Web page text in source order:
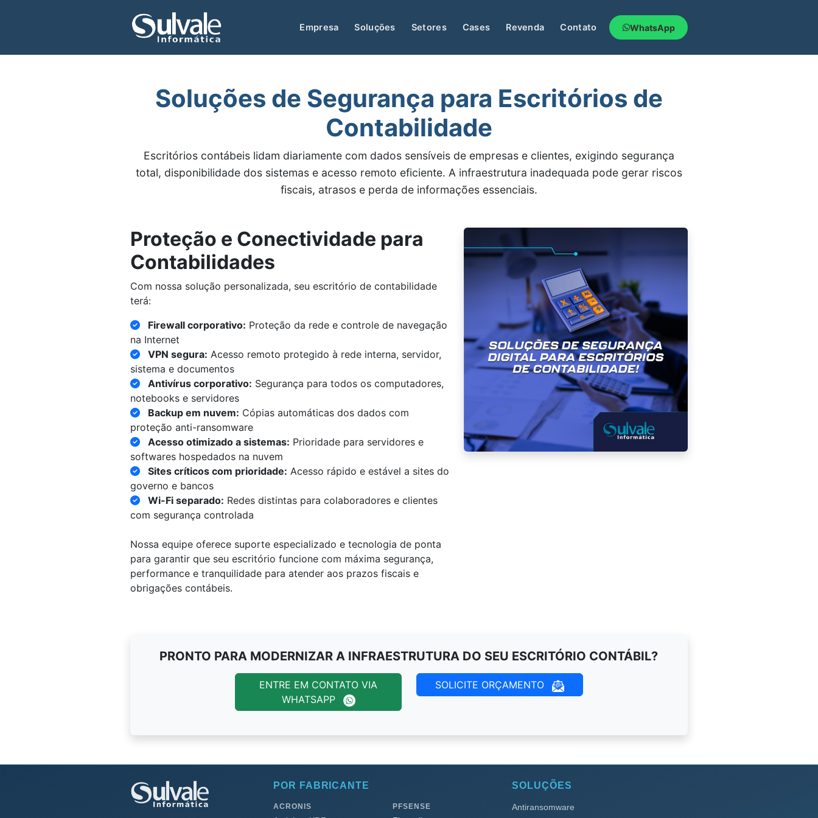
Empresa Soluções Setores Cases Revenda Contato WhatsApp
Soluções de Segurança para Escritórios de
Contabilidade
Escritórios contábeis lidam diariamente com dados sensíveis de empresas e clientes, exigindo segurança
total, disponibilidade dos sistemas e acesso remoto eficiente. A infraestrutura inadequada pode gerar riscos
fiscais, atrasos e perda de informações essenciais.
Proteção e Conectividade para
Contabilidades
Com nossa solução personalizada, seu escritório de contabilidade
terá:
Firewall corporativo: Proteção da rede e controle de navegação
na Internet
VPN segura: Acesso remoto protegido à rede interna, servidor,
sistema e documentos
Antivírus corporativo: Segurança para todos os computadores,
notebooks e servidores
Backup em nuvem: Cópias automáticas dos dados com
proteção anti-ransomware
Acesso otimizado a sistemas: Prioridade para servidores e
softwares hospedados na nuvem
Sites críticos com prioridade: Acesso rápido e estável a sites do
governo e bancos
Wi-Fi separado: Redes distintas para colaboradores e clientes
com segurança controlada
Nossa equipe oferece suporte especializado e tecnologia de ponta
para garantir que seu escritório funcione com máxima segurança,
performance e tranquilidade para atender aos prazos fiscais e
obrigações contábeis.
PRONTO PARA MODERNIZAR A INFRAESTRUTURA DO SEU ESCRITÓRIO CONTÁBIL?
ENTRE EM CONTATO VIA
WHATSAPP
SOLICITE ORÇAMENTO
POR FABRICANTE
ACRONIS PFSENSE
SOLUÇÕES
Antiransomware